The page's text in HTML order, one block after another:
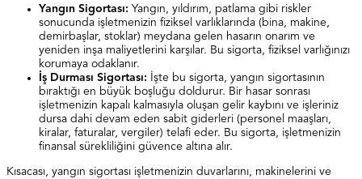
Yangın Sigortası: Yangın, yıldırım, patlama gibi riskler
sonucunda işletmenizin fiziksel varlıklarında (bina, makine,
demirbaşlar, stoklar) meydana gelen hasarın onarım ve
yeniden inşa maliyetlerini karşılar. Bu sigorta, fiziksel varlığınızı
korumaya odaklanır.
İş Durması Sigortası: İşte bu sigorta, yangın sigortasının
bıraktığı en büyük boşluğu doldurur. Bir hasar sonrası
işletmenizin kapalı kalmasıyla oluşan gelir kaybını ve işleriniz
dursa dahi devam eden sabit giderleri (personel maaşları,
kiralar, faturalar, vergiler) telafi eder. Bu sigorta, işletmenizin
finansal sürekliliğini güvence altına alır.
Kısacası, yangın sigortası işletmenizin duvarlarını, makinelerini ve